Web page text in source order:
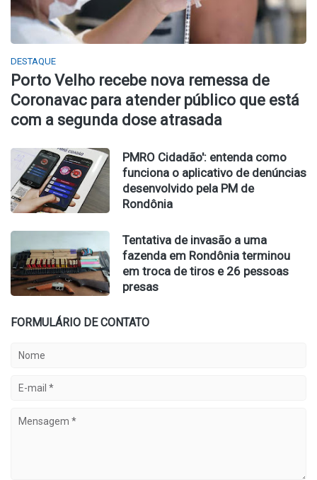
DESTAQUE
Porto Velho recebe nova remessa de
Coronavac para atender público que está
com a segunda dose atrasada
PMRO Cidadão': entenda como
funciona o aplicativo de denúncias
desenvolvido pela PM de
Rondônia
Tentativa de invasão a uma
fazenda em Rondônia terminou
em troca de tiros e 26 pessoas
presas
FORMULÁRIO DE CONTATO